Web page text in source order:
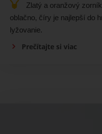
Zlatý a oranžový
oblačno, číry je najlepší do
lyžovanie.
Prečítajte si viac